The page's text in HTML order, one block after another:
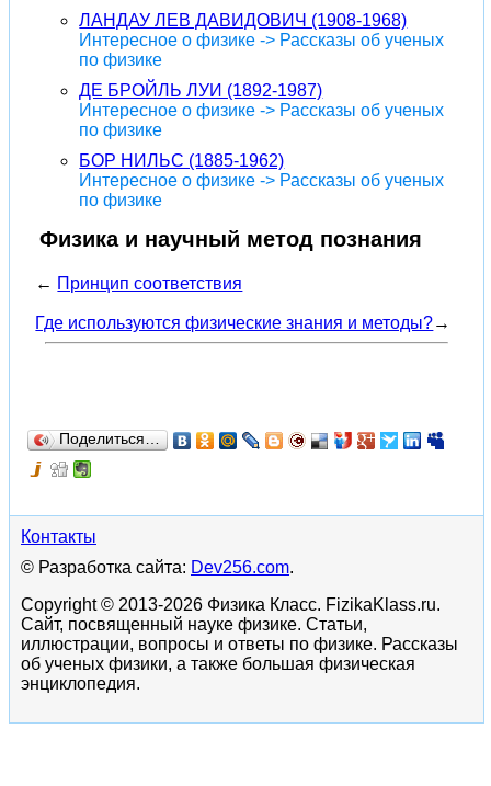
ЛАНДАУ ЛЕВ ДАВИДОВИЧ (1908-1968)
Интересное о физике -> Рассказы об ученых
по физике
ДЕ БРОЙЛЬ ЛУИ (1892-1987)
Интересное о физике -> Рассказы об ученых
по физике
БОР НИЛЬС (1885-1962)
Интересное о физике -> Рассказы об ученых
по физике
Физика и научный метод познания
← Принцип соответствия
Где используются физические знания и методы?→
Поделиться…
Контакты
© Разработка сайта: Dev256.com.
Copyright © 2013-2026 Физика Класс. FizikaKlass.ru.
Сайт, посвященный науке физике. Статьи,
иллюстрации, вопросы и ответы по физике. Рассказы
об ученых физики, а также большая физическая
энциклопедия.